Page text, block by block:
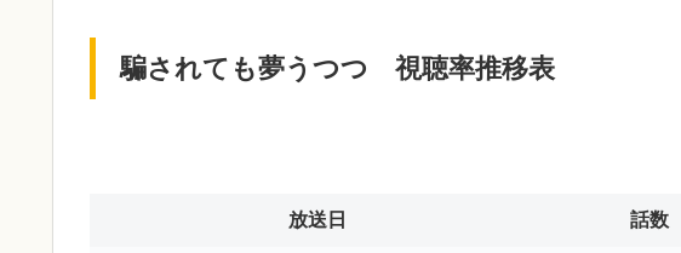
騙されても夢うつつ 視聴率推移表
放送日 話数